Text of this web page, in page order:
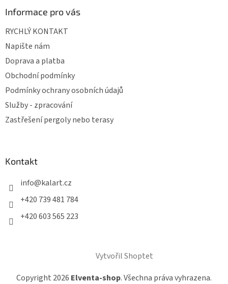
Informace pro vás
RYCHLÝ KONTAKT
Napište nám
Doprava a platba
Obchodní podmínky
Podmínky ochrany osobních údajů
Služby - zpracování
Zastřešení pergoly nebo terasy
Kontakt
info@kalart.cz
+420 739 481 784
+420 603 565 223
Vytvořil Shoptet
Copyright 2026 Elventa-shop. Všechna práva vyhrazena.